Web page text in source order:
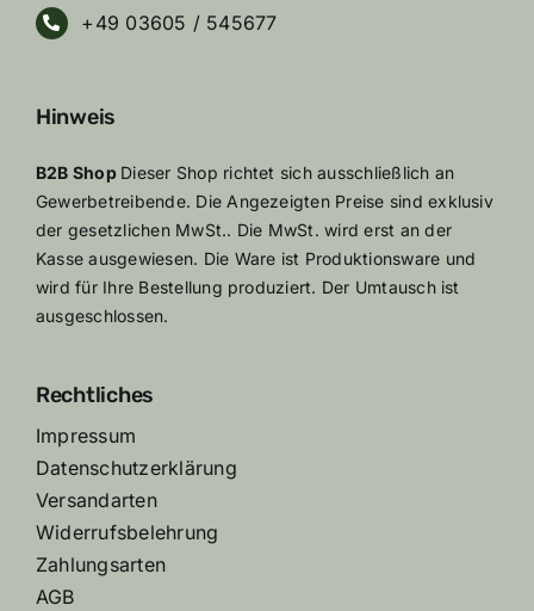
+49 03605 / 545677
Hinweis
B2B Shop Dieser Shop richtet sich ausschließlich an
Gewerbetreibende. Die Angezeigten Preise sind exklusiv
der gesetzlichen MwSt.. Die MwSt. wird erst an der
Kasse ausgewiesen. Die Ware ist Produktionsware und
wird für Ihre Bestellung produziert. Der Umtausch ist
ausgeschlossen.
Rechtliches
Impressum
Datenschutzerklärung
Versandarten
Widerrufsbelehrung
Zahlungsarten
AGB